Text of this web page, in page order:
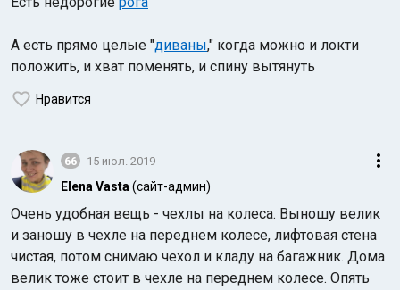
А есть прямо целые "диваны," когда можно и локти
положить, и хват поменять, и спину вытянуть
Нравится
66 15 июл. 2019
Elena Vasta (сайт-админ)
Очень удобная вещь - чехлы на колеса. Выношу велик
и заношу в чехле на переднем колесе, лифтовая стена
чистая, потом снимаю чехол и кладу на багажник. Дома
велик тоже стоит в чехле на переднем колесе. Опять